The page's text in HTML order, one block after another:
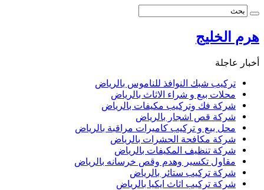
هرم الخليج
أخبار عاجلة
تركيب شبك النوافذ للناموس بالرياض
محلات بيع و شراء الاثاث بالرياض
شركة فك وتركيب مكيفات بالرياض
شركة قص اشجار بالرياض
محل بيع و تركيب كاميرات مراقبة بالرياض
شركة مكافحة الحشرات بالرياض
شركة تنظيف المكيفات بالرياض
مقاول تكسير وهدم وقص خرسانه بالرياض
شركة تركيب ستائر بالرياض
شركة تركيب اثاث ايكيا بالرياض